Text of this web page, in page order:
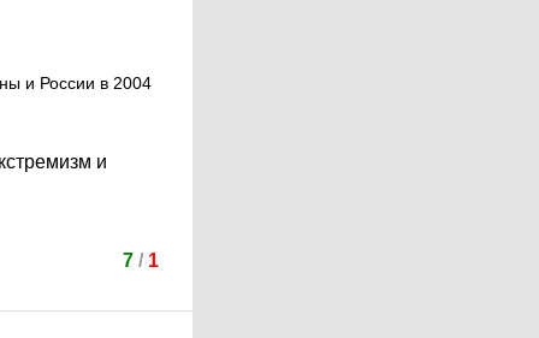
и России в 2004
и
7/ 1